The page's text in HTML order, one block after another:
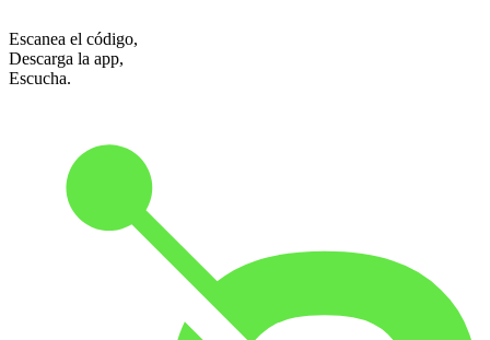
Escanea el código,
Descarga la app,
Escucha.